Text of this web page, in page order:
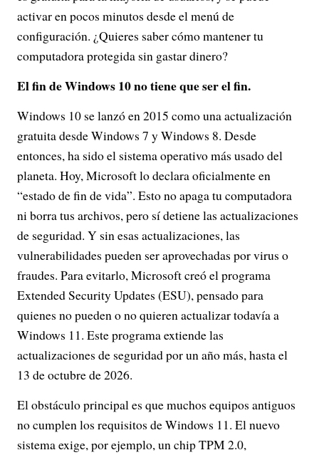
activar en pocos minutos desde el menú de
configuración. ¿Quieres saber cómo mantener tu
computadora protegida sin gastar dinero?
El fin de Windows 10 no tiene que ser el fin.
Windows 10 se lanzó en 2015 como una actualización
gratuita desde Windows 7 y Windows 8. Desde
entonces, ha sido el sistema operativo más usado del
planeta. Hoy, Microsoft lo declara oficialmente en
“estado de fin de vida”. Esto no apaga tu computadora
ni borra tus archivos, pero sí detiene las actualizaciones
de seguridad. Y sin esas actualizaciones, las
vulnerabilidades pueden ser aprovechadas por virus o
fraudes. Para evitarlo, Microsoft creó el programa
Extended Security Updates (ESU), pensado para
quienes no pueden o no quieren actualizar todavía a
Windows 11. Este programa extiende las
actualizaciones de seguridad por un año más, hasta el
13 de octubre de 2026.
El obstáculo principal es que muchos equipos antiguos
no cumplen los requisitos de Windows 11. El nuevo
sistema exige, por ejemplo, un chip TPM 2.0,